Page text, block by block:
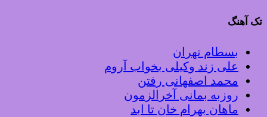
تک آهنگ
بسطام تهران
علی زند وکیلی بخواب آروم
محمد اصفهانی رفتن
روزبه بمانی آخرالزمون
ماهان بهرام خان تا ابد